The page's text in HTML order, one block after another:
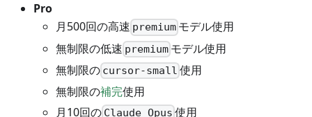
Pro
月500回の高速 premium モデル使用
無制限の低速 premium モデル使用
無制限の cursor-small 使用
無制限の補完使用
月10回の Claude Opus 使用